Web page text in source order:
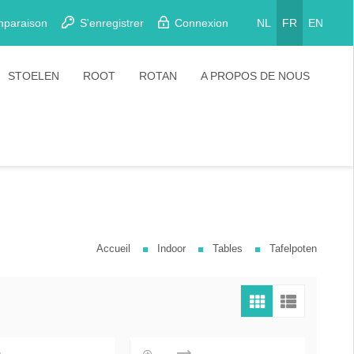
S'enregistrer Connexion NL FR EN
STOELEN ROOT ROTAN A PROPOS DE NOUS
Accueil Indoor Tables Tafelpoten